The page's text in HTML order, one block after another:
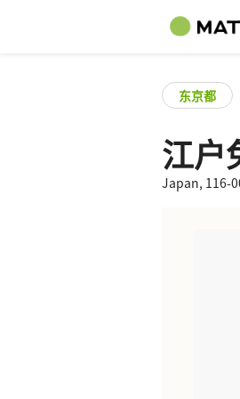
东京都
江户
Japan, 116-